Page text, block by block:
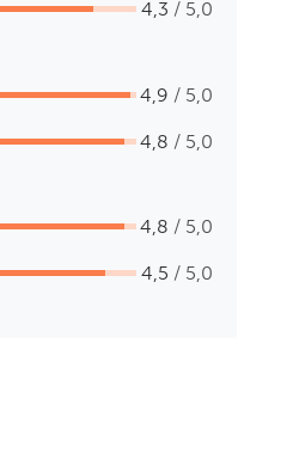
4,3 / 5,0
4,9 / 5,0
4,8 / 5,0
4,8 / 5,0
4,5 / 5,0